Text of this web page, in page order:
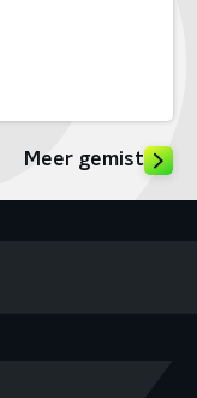
Meer gemist